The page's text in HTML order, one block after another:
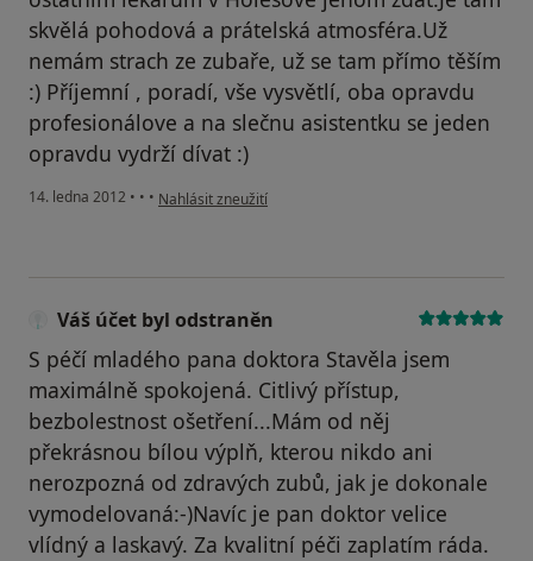
skvělá pohodová a prátelská atmosféra.Už
nemám strach ze zubaře, už se tam přímo těším
:) Příjemní , poradí, vše vysvětlí, oba opravdu
profesionálove a na slečnu asistentku se jeden
opravdu vydrží dívat :)
14. ledna 2012 • • • podle názoru uživatele Váš účet byl odstraněn
Nahlásit zneužití
Váš účet byl odstraněn
S péčí mladého pana doktora Stavěla jsem
maximálně spokojená. Citlivý přístup,
bezbolestnost ošetření...Mám od něj
překrásnou bílou výplň, kterou nikdo ani
nerozpozná od zdravých zubů, jak je dokonale
vymodelovaná:-)Navíc je pan doktor velice
vlídný a laskavý. Za kvalitní péči zaplatím ráda.